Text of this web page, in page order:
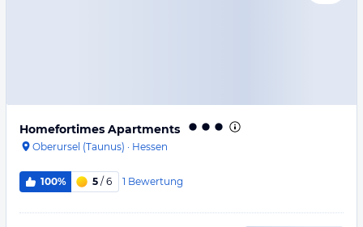
Homefortimes Apartments
Oberursel (Taunus) · Hessen
100% 5 / 6 1 Bewertung